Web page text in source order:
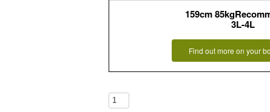
159cm
3L-4L
Find out more on your